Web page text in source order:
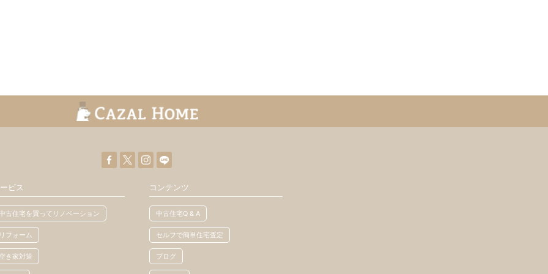
ビス
古住宅を買ってリノベーション
フォーム
き家対策
コンテンツ
中古住宅Q & A
セルフで簡単住宅査定
ブログ